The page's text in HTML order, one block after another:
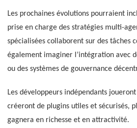
Les prochaines évolutions pourraient
prise en charge des stratégies multi-
spécialisées collaborent sur des tâches
également imaginer l’intégration avec
ou des systèmes de gouvernance
Les développeurs indépendants
créeront de plugins utiles et sécurisés,
gagnera en richesse et en attractivité.